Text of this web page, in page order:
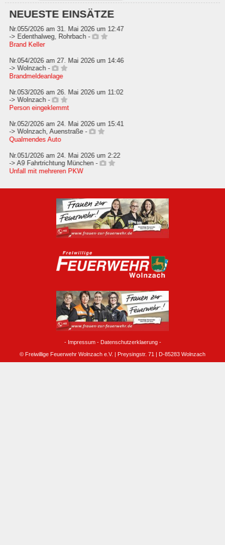
NEUESTE EINSÄTZE
Nr.055/2026 am 31. Mai 2026 um 12:47
-> Edenthalweg, Rohrbach -
Brand Keller
Nr.054/2026 am 27. Mai 2026 um 14:46
-> Wolnzach -
Brandmeldeanlage
Nr.053/2026 am 26. Mai 2026 um 11:02
-> Wolnzach -
Person eingeklemmt
Nr.052/2026 am 24. Mai 2026 um 15:41
-> Wolnzach, Auenstraße -
Qualmendes Auto
Nr.051/2026 am 24. Mai 2026 um 2:22
-> A9 Fahrtrichtung München -
Unfall mit mehreren PKW
- Impressum- Datenschutzerklaerung-
© Freiwillige Feuerwehr Wolnzach e.V. | Preysingstr. 71 | D-85283 Wolnzach